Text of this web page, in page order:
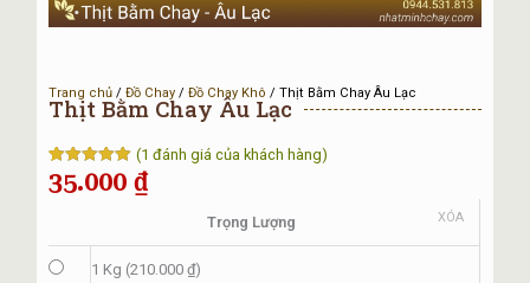
Trang chủ /Đồ Chay /Đồ Chay Khô / Thịt Bằm Chay Âu Lạc
Thịt Bằm Chay Âu Lạc
5.00
trên 5
dựa trên
1
(1 đánh giá của khách hàng)
35.000₫
Trọng Lượng XÓA
1 Kg (210.000₫)
Chay